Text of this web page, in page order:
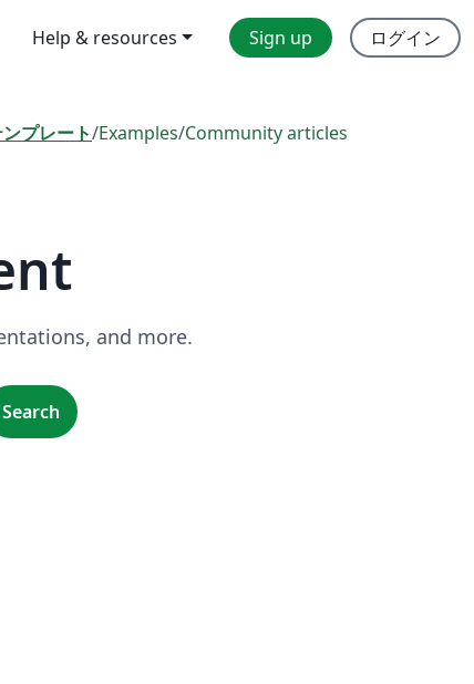
Help & resources Sign up ログイン
プレート/Examples/Community articles
and more.
Search